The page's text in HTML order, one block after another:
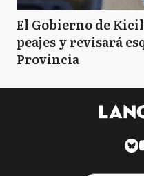
El Gobierno de
peajes y revisará
Provincia